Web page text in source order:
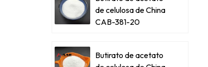
de celulosa de China
CAB-381-20
Butirato de acetato